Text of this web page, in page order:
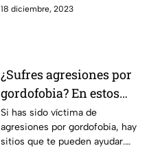
problemas para llevarlo a cabo,
18 diciembre, 2023
¿Sufres agresiones por
gordofobia? En estos
lugares te pueden
apoyar.
Si has sido víctima de
agresiones por gordofobia, hay
sitios que te pueden ayudar.